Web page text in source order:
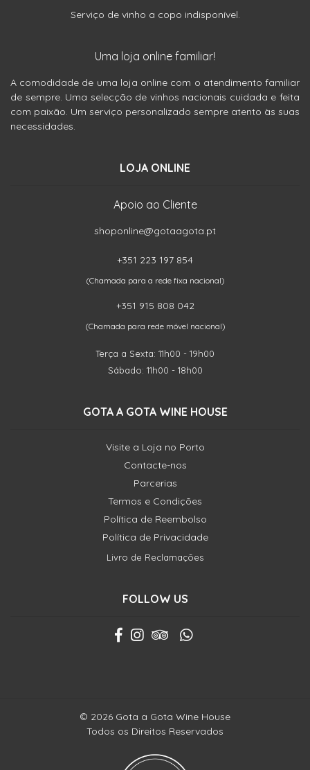
Serviço de vinho a copo indisponível.
Uma loja online familiar!
A comodidade de uma loja online com o atendimento familiar
de sempre. Uma selecção de vinhos nacionais cuidada e feita
com paixão. Um serviço personalizado sempre atento às suas
necessidades.
LOJA ONLINE
Apoio ao Cliente
shoponline@gotaagota.pt
+351 223 197 854
(Chamada para a rede fixa nacional)
+351 915 808 042
(Chamada para rede móvel nacional)
Terça a Sexta: 11h00 - 19h00
Sábado: 11h00 - 18h00
GOTA A GOTA WINE HOUSE
Visite a Loja no Porto
Contacte-nos
Parcerias
Termos e Condições
Política de Reembolso
Política de Privacidade
Livro de Reclamações
FOLLOW US
© 2026 Gota a Gota Wine House
Todos os Direitos Reservados